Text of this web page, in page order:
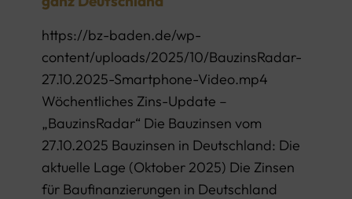
https://bz-baden.de/wp-
content/uploads/2025/10/BauzinsRadar-
27.10.2025-Smartphone-Video.mp4
Wöchentliches Zins-Update –
„BauzinsRadar“ Die Bauzinsen vom
27.10.2025 Bauzinsen in Deutschland: Die
aktuelle Lage (Oktober 2025) Die Zinsen
für Baufinanzierungen in Deutschland